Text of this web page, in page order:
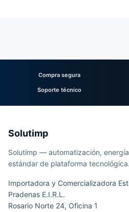
Compra segura
Soporte técnico
Solutimp
Solutimp — automatización,
estándar de plataforma tecnológica.
Importadora y Comercializadora
Pradenas E.I.R.L.
Rosario Norte 24, Oficina 1